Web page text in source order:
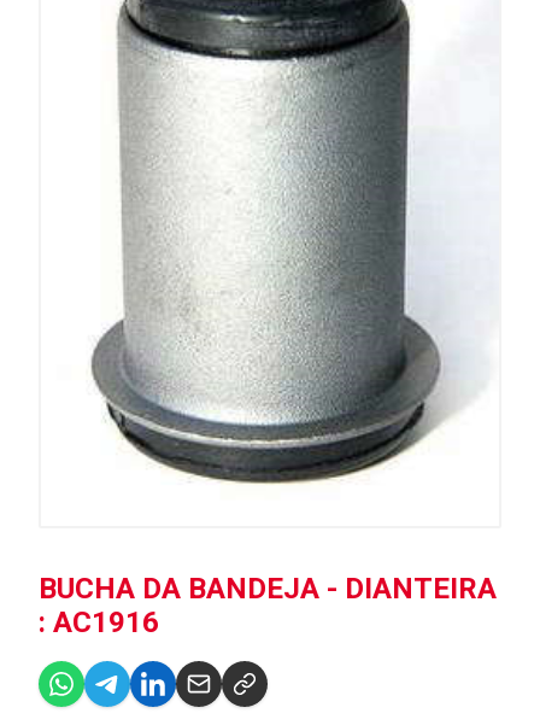
BUCHA DA BANDEJA - DIANTEIRA
: AC1916